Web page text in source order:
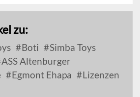
zu:
Boti
Simba Toys
ASS Altenburger
Egmont Ehapa
Lizenzen